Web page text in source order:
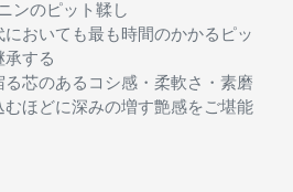
ンのピット鞣し
おいても最も時間のかかるピッ
承する
る芯のあるコシ感・柔軟さ・素磨
ほどに深みの増す艶感をご堪能